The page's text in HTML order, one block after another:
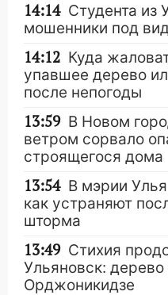
14:14 Студента из
мошенники под
14:12 Куда
упавшее дерево
после непогоды
13:59 В Новом
ветром сорвало
строящегося дома
13:54 В мэрии
как устраняют
шторма
13:49 Стихия
Ульяновск:
Орджоникидзе